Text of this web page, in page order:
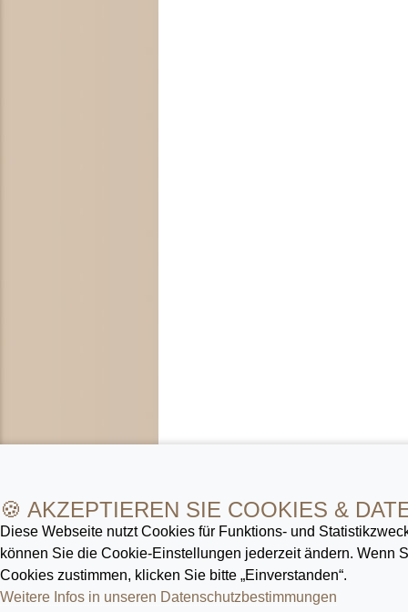
🍪 AKZEPTIEREN SIE COOKIES &
Diese Webseite nutzt Cookies für Funktions- und
können Sie die Cookie-Ein­stellungen jederzeit ändern. Wenn
Cookies zustimmen, klicken Sie bitte „Einverstanden“.
Weitere Infos in unseren Datenschutz­bestimmungen